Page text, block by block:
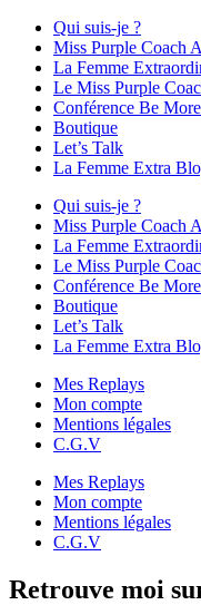
Qui suis-je ?
Miss Purple Coach
La Femme
Le Miss Purple
Conférence Be
Boutique
Let’s Talk
La Femme Extra
Qui suis-je ?
Miss Purple Coach
La Femme
Le Miss Purple
Conférence Be
Boutique
Let’s Talk
La Femme Extra
Mes Replays
Mon compte
Mentions légales
C.G.V
Mes Replays
Mon compte
Mentions légales
C.G.V
Retrouve moi